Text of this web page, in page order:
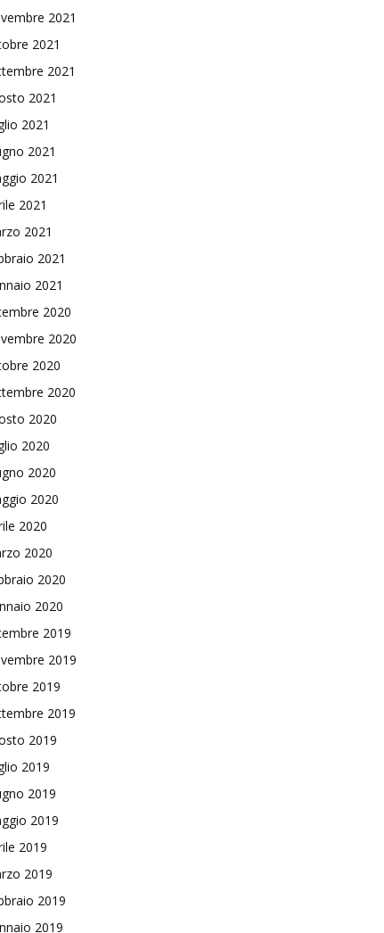
2021
2021
2021
2021
2021
2021
2021
2021
2021
2021
2021
2020
2020
2020
2020
2020
2020
2020
2020
2020
2020
2020
2020
2019
2019
2019
2019
2019
2019
2019
2019
2019
2019
2019
2019